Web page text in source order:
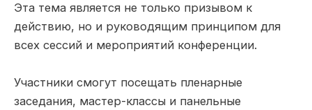
Эта тема является не только призывом к
действию, но и руководящим принципом для
всех сессий и мероприятий конференции.
Участники смогут посещать пленарные
заседания, мастер-классы и панельные